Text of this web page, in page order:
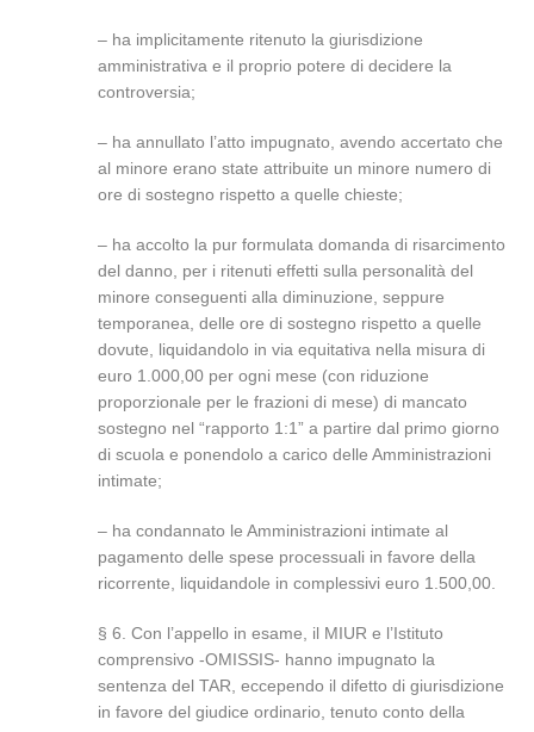
– ha implicitamente ritenuto la giurisdizione
amministrativa e il proprio potere di decidere la
controversia;
– ha annullato l’atto impugnato, avendo accertato che
al minore erano state attribuite un minore numero di
ore di sostegno rispetto a quelle chieste;
– ha accolto la pur formulata domanda di risarcimento
del danno, per i ritenuti effetti sulla personalità del
minore conseguenti alla diminuzione, seppure
temporanea, delle ore di sostegno rispetto a quelle
dovute, liquidandolo in via equitativa nella misura di
euro 1.000,00 per ogni mese (con riduzione
proporzionale per le frazioni di mese) di mancato
sostegno nel “rapporto 1:1” a partire dal primo giorno
di scuola e ponendolo a carico delle Amministrazioni
intimate;
– ha condannato le Amministrazioni intimate al
pagamento delle spese processuali in favore della
ricorrente, liquidandole in complessivi euro 1.500,00.
§ 6. Con l’appello in esame, il MIUR e l’Istituto
comprensivo -OMISSIS- hanno impugnato la
sentenza del TAR, eccependo il difetto di giurisdizione
in favore del giudice ordinario, tenuto conto della